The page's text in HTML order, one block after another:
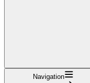
Navigation